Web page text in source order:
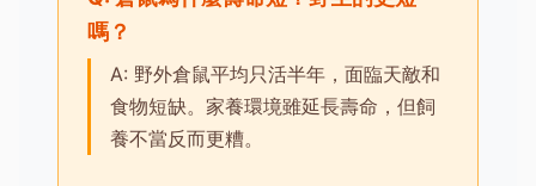
嗎？
A: 野外倉鼠平均只活半年，面臨天敵和
食物短缺。家養環境雖延長壽命，但飼
養不當反而更糟。